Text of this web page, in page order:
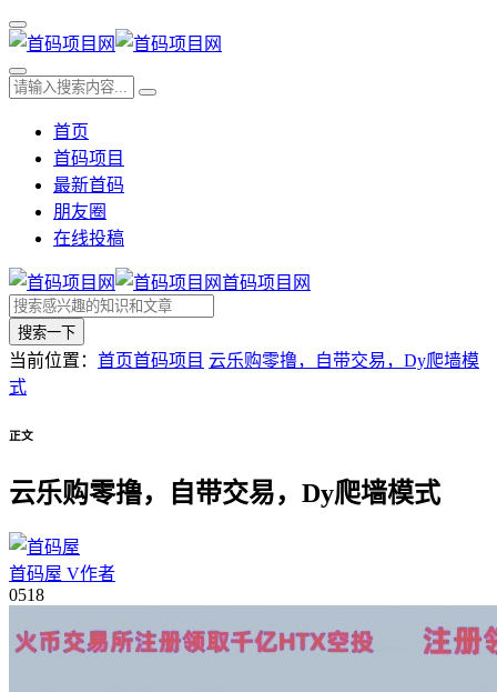
首页
首码项目
最新首码
朋友圈
在线投稿
首码项目网
搜索一下
当前位置： 首页首码项目 云乐购零撸，自带交易，Dy爬墙模
式
正文
云乐购零撸，自带交易，Dy爬墙模式
首码屋 V作者
0518